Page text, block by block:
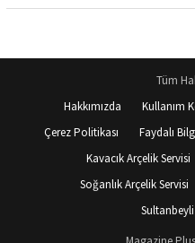
Tüm
Hakkımızda
Kullanım
Çerez Politikası
Faydalı
Kavacık Arçelik Servisi
Soğanlık Arçelik Servisi